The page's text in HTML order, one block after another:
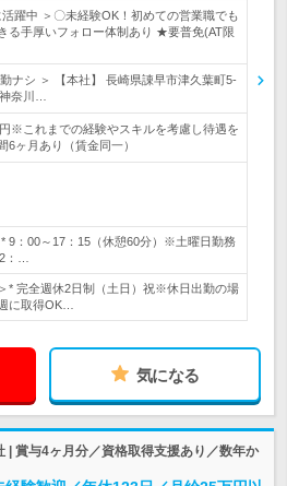
活躍中 ＞〇未経験OK！初めての営業職でも
る手厚いフォロー体制あり ★要普免(AT限
ナシ ＞ 【本社】 長崎県諌早市津久葉町5-
奈川…
※これまでの経験やスキルを考慮し待遇を
ヶ月あり（賃金同一）
9：00～17：15（休憩60分）※土曜日勤務
：…
* 完全週休2日制（土日）祝※休日出勤の場
に取得OK…
気になる
| 賞与4ヶ月分／資格取得支援あり／数年か